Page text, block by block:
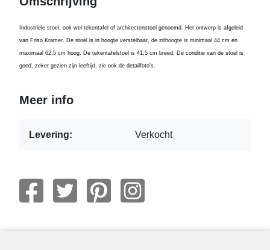
Industriële stoel , ook wel tekentafel of architectenstoel genoemd. Het ontwerp is afgeleid
van Friso Kramer. De stoel is in hoogte verstelbaar, de zithoogte is minimaal 44 cm en
maximaal 62,5 cm hoog. De tekentafelstoel is 41,5 cm breed. De conditie van de stoel is
goed, zeker gezien zijn leeftijd, zie ook de detailfoto's.
Meer info
Levering: Verkocht